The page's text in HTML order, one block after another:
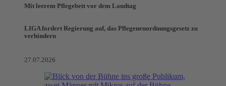
Mit leerem Pflegebett vor dem Landtag
LIGA fordert Regierung auf, das Pflegeneuordnungsgesetz zu
verhindern
27.07.2026